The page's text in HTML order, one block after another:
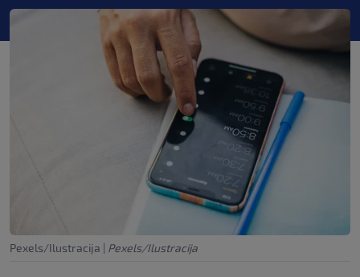
Pexels/Ilustracija | Pexels/Ilustracija